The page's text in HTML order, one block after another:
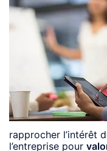
rapprocher l’intérêt
l’entreprise pour